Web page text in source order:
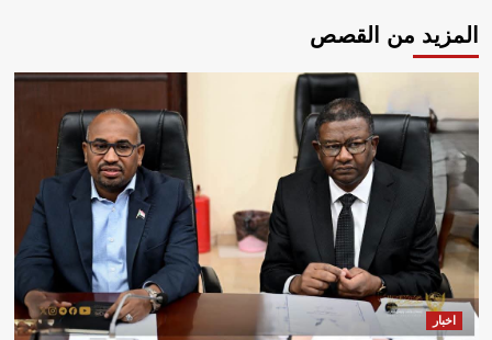
المزيد من القصص
اخبار